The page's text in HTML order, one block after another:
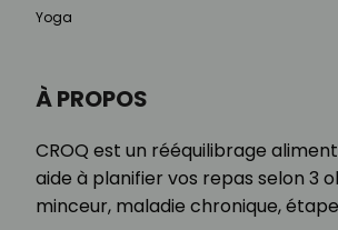
À PROPOS
CROQ est un rééquilibrage
aide à planifier vos repas selon 3
minceur, maladie chronique,
Yoga